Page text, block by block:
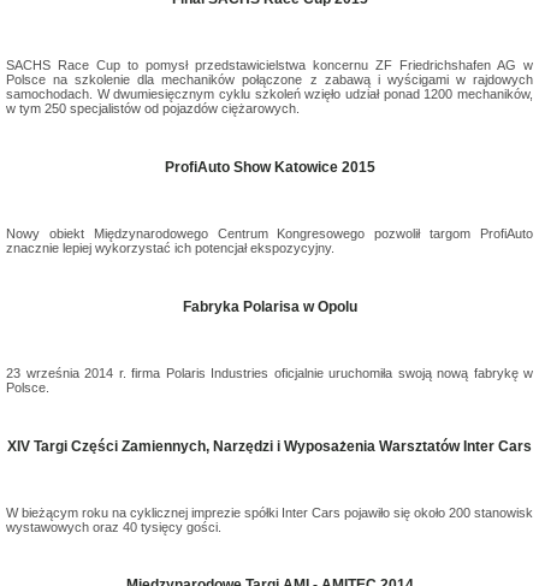
SACHS Race Cup to pomysł przedstawicielstwa koncernu ZF Friedrichshafen AG w
Polsce na szkolenie dla mechaników połączone z zabawą i wyścigami w rajdowych
samochodach. W dwumiesięcznym cyklu szkoleń wzięło udział ponad 1200 mechaników,
w tym 250 specjalistów od pojazdów ciężarowych.
ProfiAuto Show Katowice 2015
Nowy obiekt Międzynarodowego Centrum Kongresowego pozwolił targom ProfiAuto
znacznie lepiej wykorzystać ich potencjał ekspozycyjny.
Fabryka Polarisa w Opolu
23 września 2014 r. firma Polaris Industries oficjalnie uruchomiła swoją nową fabrykę w
Polsce.
XIV Targi Części Zamiennych, Narzędzi i Wyposażenia Warsztatów Inter Cars
W bieżącym roku na cyklicznej imprezie spółki Inter Cars pojawiło się około 200 stanowisk
wystawowych oraz 40 tysięcy gości.